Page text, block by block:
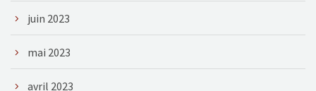
juin 2023
mai 2023
avril 2023